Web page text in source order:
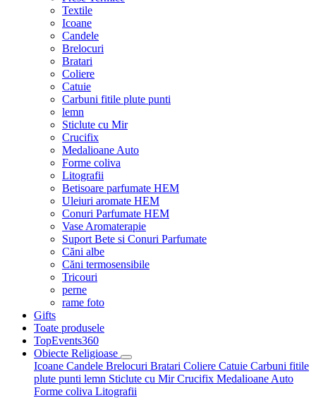
Textile
Icoane
Candele
Brelocuri
Bratari
Coliere
Catuie
Carbuni fitile plute punti
lemn
Sticlute cu Mir
Crucifix
Medalioane Auto
Forme coliva
Litografii
Betisoare parfumate HEM
Uleiuri aromate HEM
Conuri Parfumate HEM
Vase Aromaterapie
Suport Bete si Conuri Parfumate
Căni albe
Căni termosensibile
Tricouri
perne
rame foto
Gifts
Toate produsele
TopEvents360
Obiecte Religioase
Icoane Candele Brelocuri Bratari Coliere Catuie Carbuni fitile
plute punti lemn Sticlute cu MirCrucifix Medalioane Auto
Forme coliva Litografii